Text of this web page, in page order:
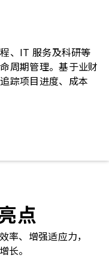
、IT 服务及科研等
周期管理。基于业财
踪项目进度、成本
点
率、增强适应力，
长。